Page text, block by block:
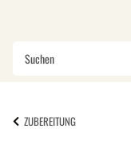
ZUBEREITUNG